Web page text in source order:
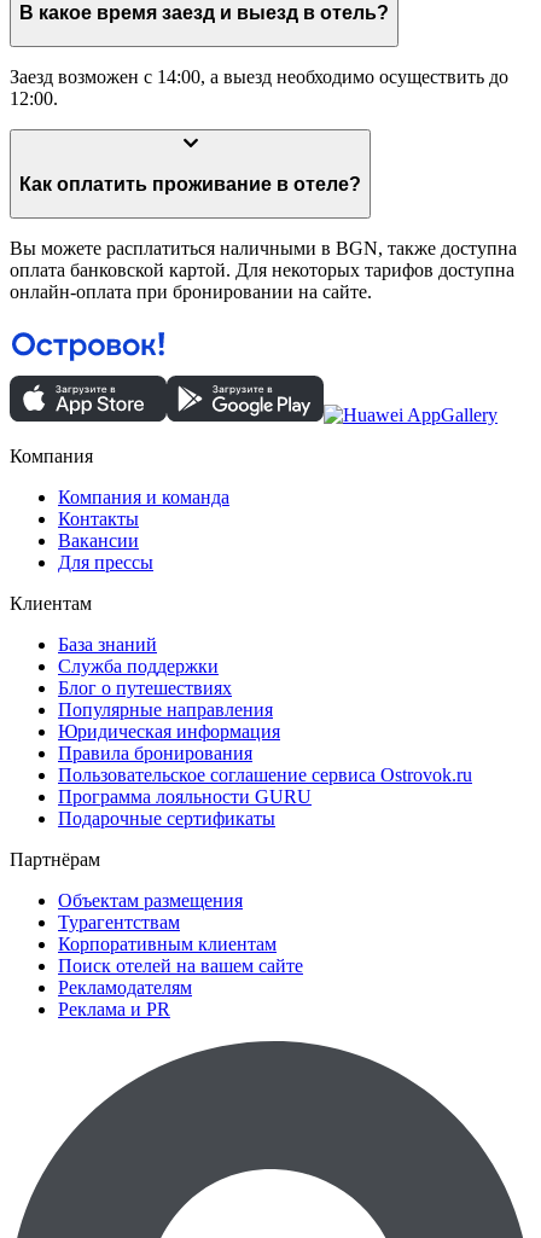
В какое время заезд и выезд в отель?
Заезд возможен с 14:00, а выезд необходимо осуществить до
12:00.
Как оплатить проживание в отеле?
Вы можете расплатиться наличными в BGN, также доступна
оплата банковской картой. Для некоторых тарифов доступна
онлайн-оплата при бронировании на сайте.
Компания
Компания и команда
Контакты
Вакансии
Для прессы
Клиентам
База знаний
Служба поддержки
Блог о путешествиях
Популярные направления
Юридическая информация
Правила бронирования
Пользовательское соглашение сервиса Ostrovok.ru
Программа лояльности GURU
Подарочные сертификаты
Партнёрам
Объектам размещения
Турагентствам
Корпоративным клиентам
Поиск отелей на вашем сайте
Рекламодателям
Реклама и PR